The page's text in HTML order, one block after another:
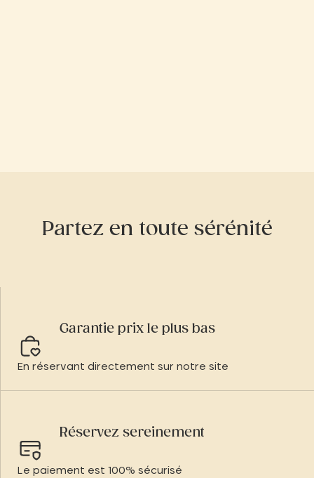
Partez en toute sérénité
Garantie prix le plus bas
En réservant directement sur notre site
Réservez sereinement
Le paiement est 100% sécurisé